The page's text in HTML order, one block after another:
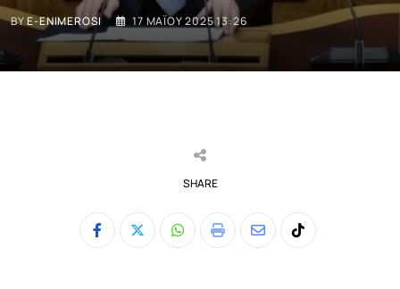
BYE-ENIMEROSI 17 ΜΑΪ́ΟΥ 2025 13:26
SHARE
Whatsapp
Print
ShareTiktok